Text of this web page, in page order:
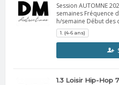
Session AUTOMNE
semaines Fréquence
h/semaine Début des
2026 Vous recevrez,
de la session, un
informations
Informations
1. (4-6 ans)
1.3 Loisir Hip-Hop